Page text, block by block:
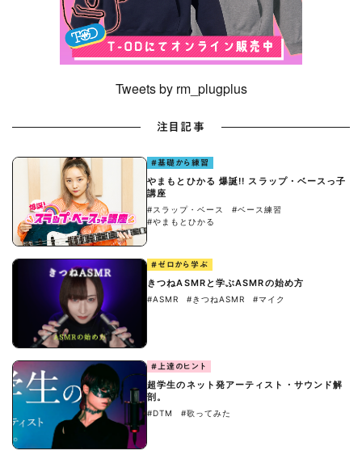
Tweets by rm_plugplus
注目記事
#基礎から練習
やまもとひかる 爆誕!! スラップ・ベースっ子
講座
#スラップ・ベース
#ベース練習
#やまもとひかる
#ゼロから学ぶ
きつねASMRと学ぶASMRの始め方
#ASMR #きつねASMR #マイク
#上達のヒント
超学生のネット発アーティスト・サウンド解
剖。
#DTM #歌ってみた